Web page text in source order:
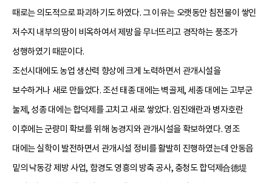
때로는 의도적으로 파괴하기도 하였다. 그 이유는 오랫동안 침전물이 쌓인
저수지 내부의 땅이 비옥하여서 제방을 무너뜨리고 경작하는 풍조가
성행하였기 때문이다.
조선시대에도 농업 생산력 향상에 크게 노력하면서 관개시설을
보수하거나 새로 만들었다. 조선 태종 대에는 벽골제, 세종 대에는 고부군
눌제, 성종 대에는 합덕제를 고치고 새로 쌓았다. 임진왜란과 병자호란
이후에는 군량미 확보를 위해 농경지와 관개시설을 확보하였다. 영조
대에는 실학이 발전하면서 관개시설 정비를 활발히 진행하였는데 안동읍
밑의 낙동강 제방 사업, 함경도 영흥의 방축 공사, 충청도 합덕제合德堤